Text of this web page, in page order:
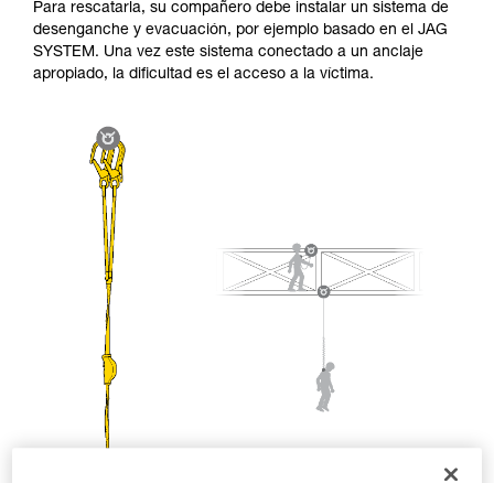
través de un profesional su capacidad para
ejecutar estas técnicas, solo y con total
seguridad, antes de ejecutarlas de forma
autónoma.
su actividad. Pueden existir otras que no
describimos aquí.
Para rescatarla, su compañero debe instalar un sistema de
desenganche y evacuación, por ejemplo basado en el JAG
SYSTEM. Una vez este sistema conectado a un anclaje
apropiado, la dificultad es el acceso a la víctima.